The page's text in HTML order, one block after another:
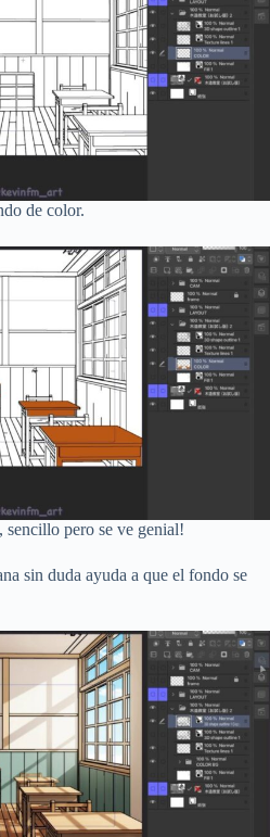
de color.
pero se ve genial!
sin duda ayuda a que el fondo se